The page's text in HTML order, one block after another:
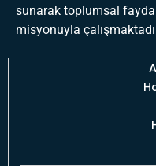
sunarak toplumsal
misyonuyla